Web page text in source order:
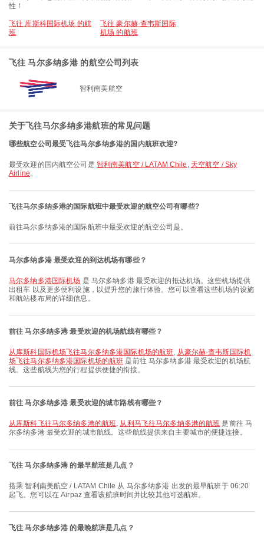
性！
飞往 库斯科国际机场 的航
班
飞往 豪尔赫·查韦斯国际
机场 的航班
飞往 马尔多纳多港 的航空公司列表
智利南美航空
关于飞往马尔多纳多港航班的常见问题
哪些航空公司最受飞往马尔多纳多港的国内航班欢迎?
最受欢迎的国内航空公司是 智利南美航空 / LATAM Chile , 天空航空 / Sky
Airline。
飞往马尔多纳多港的国际航班中最受欢迎的航空公司有哪些?
前往马尔多纳多港的国际航班中最受欢迎的航空公司是。
马尔多纳多港 最受欢迎的到达机场有哪些？
马尔多纳多港国际机场 是 马尔多纳多港 最受欢迎的抵达机场。这些机场提供
出租车 以及更多便利设施，以提升您的旅行体验。您可以查看这些机场的设施
和航站楼布局的详细信息。
前往 马尔多纳多港 最受欢迎的机场航线有哪些？
从库斯科国际机场飞往马尔多纳多港国际机场的航班, 从豪尔赫·查韦斯国际机
场飞往马尔多纳多港国际机场的航班 是前往 马尔多纳多港 最受欢迎的机场航
线。这些航线为您的行程提供便捷的衔接。
前往 马尔多纳多港 最受欢迎的城市路线有哪些？
从库斯科飞往马尔多纳多港的航班, 从利马飞往马尔多纳多港的航班 是前往 马
尔多纳多港 最受欢迎的城市航线。这些航线提供来自主要城市的便捷连接。
飞往 马尔多纳多港 的最早航班是几点？
搭乘 智利南美航空 / LATAM Chile 从 马尔多纳多港 出发的最早航班于 06:20
起飞。您可以在 Airpaz 查看该航班时间并比较其他可选航班。
飞往 马尔多纳多港 的最晚航班是几点？